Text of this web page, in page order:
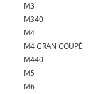
M3
M340
M4
M4 GRAN COUPÉ
M440
M5
M6